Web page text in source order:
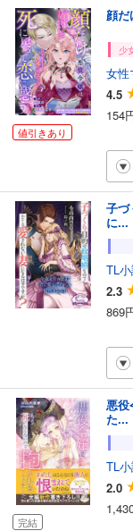
値引きあり
顔
少
女性
4.5
154
子づ
に...
TL
2.3
869
完結
悪役
た...
TL
2.0